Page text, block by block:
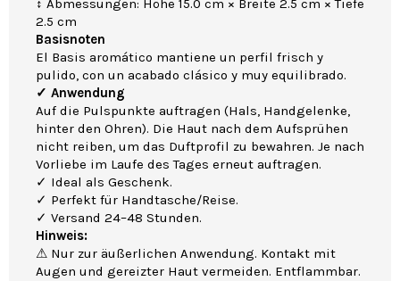
↕ Abmessungen: Höhe 15.0 cm × Breite 2.5 cm × Tiefe
2.5 cm
Basisnoten
El Basis aromático mantiene un perfil frisch y
pulido, con un acabado clásico y muy equilibrado.
✓ Anwendung
Auf die Pulspunkte auftragen (Hals, Handgelenke,
hinter den Ohren). Die Haut nach dem Aufsprühen
nicht reiben, um das Duftprofil zu bewahren. Je nach
Vorliebe im Laufe des Tages erneut auftragen.
✓ Ideal als Geschenk.
✓ Perfekt für Handtasche/Reise.
✓ Versand 24–48 Stunden.
Hinweis:
⚠ Nur zur äußerlichen Anwendung. Kontakt mit
Augen und gereizter Haut vermeiden. Entflammbar.